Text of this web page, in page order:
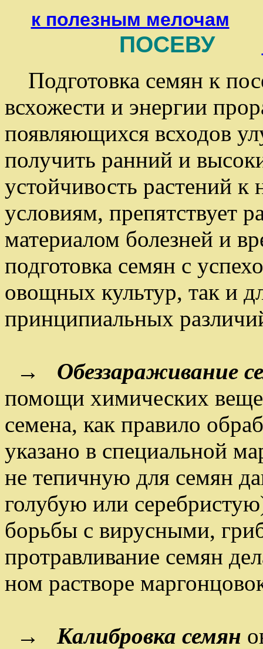
к полезным мелочам
ПОСЕВУ
Подготовка семян к
всхожести и энергии
появляющихся всходов
получить ранний и
устойчивость растений
условиям, препятствует
материалом болезней и
подготовка семян с
овощных культур, так и
принципиальных
→ Обеззараживание
помощи химических
семена, как правило
указано в специальной
не тепичную для семян
голубую или
борьбы с вирусными,
протравливание семян
ном растворе
→ Калибровка семян